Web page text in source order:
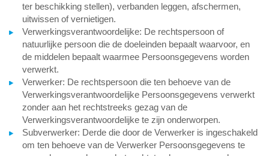
ter beschikking stellen), verbanden leggen, afschermen,
uitwissen of vernietigen.
Verwerkingsverantwoordelijke: De rechtspersoon of
natuurlijke persoon die de doeleinden bepaalt waarvoor, en
de middelen bepaalt waarmee Persoonsgegevens worden
verwerkt.
Verwerker: De rechtspersoon die ten behoeve van de
Verwerkingsverantwoordelijke Persoonsgegevens verwerkt
zonder aan het rechtstreeks gezag van de
Verwerkingsverantwoordelijke te zijn onderworpen.
Subverwerker: Derde die door de Verwerker is ingeschakeld
om ten behoeve van de Verwerker Persoonsgegevens te